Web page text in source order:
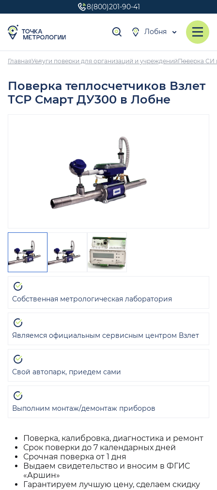
8(800)201-90-41
Лобня
ГлавнаяУслуги поверки для организаций и учрежденийПоверка СИ
Поверка теплосчетчиков Взлет
ТСР Смарт ДУ300 в Лобне
Поверка, калибровка, диагностика и ремонт
Срок поверки до 7 календарных дней
Срочная поверка от 1 дня
Выдаем свидетельство и вносим в ФГИС
«Аршин»
Гарантируем лучшую цену, сделаем скидку
Собственная метрологическая лаборатория
Являемся официальным сервисным центром Взлет
Свой автопарк, приедем сами
Выполним монтаж/демонтаж приборов